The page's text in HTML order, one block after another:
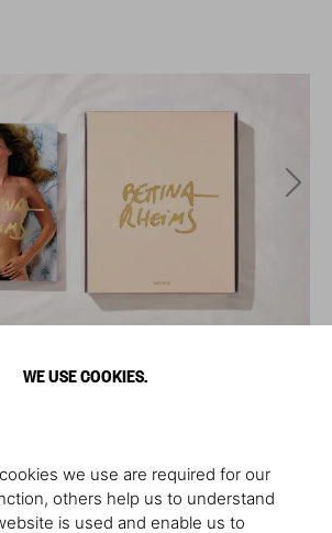
WE USE COOKIES.
we use are required for our
others help us to understand
is used and enable us to